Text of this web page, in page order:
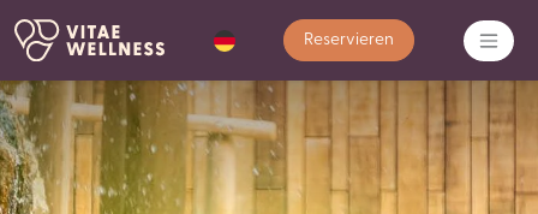
Reservieren